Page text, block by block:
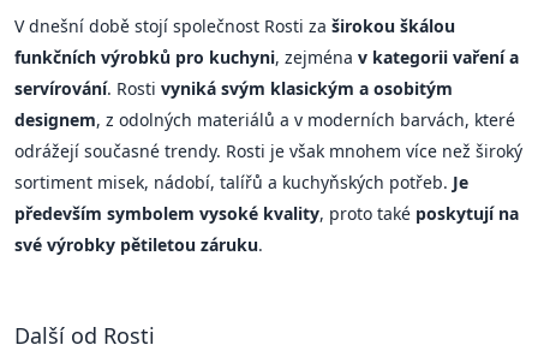
V dnešní době stojí společnost Rosti za širokou škálou
funkčních výrobků pro kuchyni, zejména v kategorii vaření a
servírování. Rosti vyniká svým klasickým a osobitým
designem, z odolných materiálů a v moderních barvách, které
odrážejí současné trendy. Rosti je však mnohem více než široký
sortiment misek, nádobí, talířů a kuchyňských potřeb. Je
především symbolem vysoké kvality, proto také poskytují na
své výrobky pětiletou záruku.
Další od Rosti